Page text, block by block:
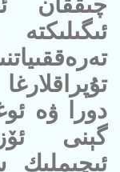
دورا ۋە
گېنى
ئىچىملىك